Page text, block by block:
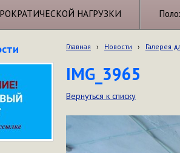
НАГРУЗКИ
Главная › Новости › Галерея
IMG_3965
Вернуться к списку